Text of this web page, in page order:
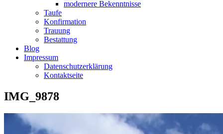
modernere Bekenntnisse
Taufe
Konfirmation
Trauung
Bestattung
Blog
Impressum
Datenschutzerklärung
Kontaktseite
IMG_9878